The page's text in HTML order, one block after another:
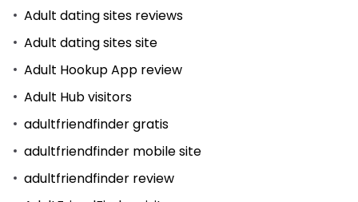
Adult dating sites reviews
Adult dating sites site
Adult Hookup App review
Adult Hub visitors
adultfriendfinder gratis
adultfriendfinder mobile site
adultfriendfinder review